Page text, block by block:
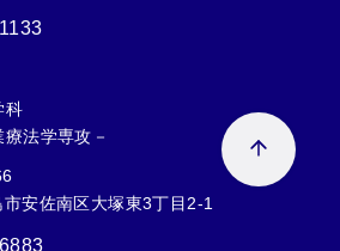
科
法学専攻－
市安佐南区大塚東3丁目2-1